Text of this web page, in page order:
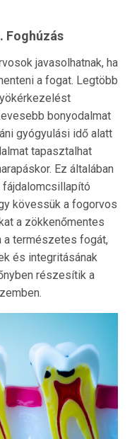
Foghúzás
javasolhatnak, ha
a fogat. Legtöbb
bonyodalmat
gyógyulási idő alatt
tapasztalhat
Ez általában
fájdalomcsillapító
kövessük a fogorvos
a zökkenőmentes
a természetes fogát,
és integritásának
részesítik a